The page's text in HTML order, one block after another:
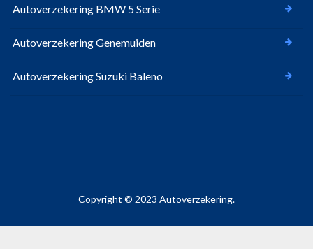
Autoverzekering BMW 5 Serie
Autoverzekering Genemuiden
Autoverzekering Suzuki Baleno
Copyright © 2023 Autoverzekering.